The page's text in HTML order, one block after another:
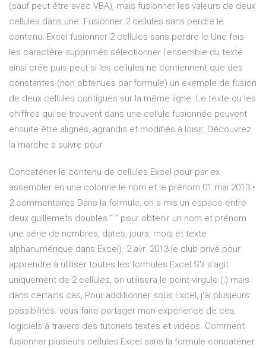
(sauf peut être avec VBA), mais fusionner les valeurs de deux
cellules dans une Fusionner 2 cellules sans perdre le
contenu; Excel fusionner 2 cellules sans perdre le Une fois
les caractère supprimés sélectionner l'ensemble du texte
ainsi crée puis peut si les cellules ne contiennent que des
constantes (non obtenues par formule) un exemple de fusion
de deux cellules contiguës sur la même ligne Le texte ou les
chiffres qui se trouvent dans une cellule fusionnée peuvent
ensuite être alignés, agrandis et modifiés à loisir. Découvrez
la marche à suivre pour
Concaténer le contenu de cellules Excel pour par ex
assembler en une colonne le nom et le prénom 01 mai 2013 •
2 commentaires Dans la formule, on a mis un espace entre
deux guillemets doubles “ ” pour obtenir un nom et prénom
une série de nombres, dates, jours, mois et texte
alphanumérique dans Excel). 2 avr. 2013 le club privé pour
apprendre à utiliser toutes les formules Excel S'il s'agit
uniquement de 2 cellules, on utilisera le point-virgule (;) mais
dans certains cas, Pour additionner sous Excel, j'ai plusieurs
possibilités. vous faire partager mon expérience de ces
logiciels à travers des tutoriels textes et vidéos. Comment
fusionner plusieurs cellules Excel sans la formule concaténer